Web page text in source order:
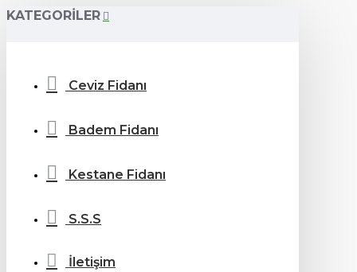
KATEGORILER
Ceviz Fidanı
Badem Fidanı
Kestane Fidanı
S.S.S
İletişim